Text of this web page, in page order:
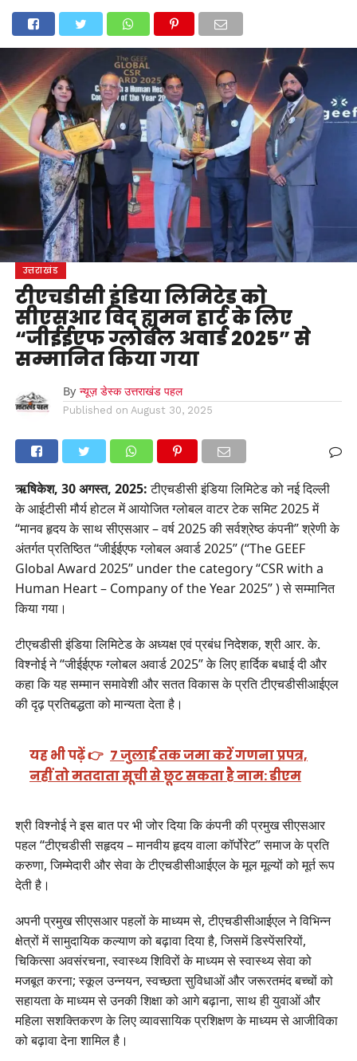
अल्मोड़ा उत्तरकाशीउधम सिंह नगर चंपावत
टिहरी गढ़वाल
देहरादूननैनीतालपिथौरागढ़पौड़ी गढ़वाल बागेश्वररुद्रप्रयागहरिद्वारदेश
मनोरंजन
उत्तराखंड
टीएचडीसी इंडिया लिमिटेड को
सीएसआर विद ह्यूमन हार्ट के लिए
“जीईईएफ ग्लोबल अवार्ड 2025” से
सम्मानित किया गया
By न्यूज़ डेस्क उत्तराखंड पहल
Published on August 30, 2025
ऋषिकेश, 30 अगस्त, 2025:टीएचडीसी इंडिया लिमिटेड को नई दिल्ली
के आईटीसी मौर्य होटल में आयोजित ग्लोबल वाटर टेक समिट 2025 में
“मानव हृदय के साथ सीएसआर – वर्ष 2025 की सर्वश्रेष्ठ कंपनी” श्रेणी के
अंतर्गत प्रतिष्ठित “जीईईएफ ग्लोबल अवार्ड 2025” (“The GEEF
Global Award 2025” under the category “CSR with a
Human Heart – Company of the Year 2025” ) से सम्मानित
किया गया।
टीएचडीसी इंडिया लिमिटेड के अध्यक्ष एवं प्रबंध निदेशक, श्री आर. के.
विश्नोई ने “जीईईएफ ग्लोबल अवार्ड 2025” के लिए हार्दिक बधाई दी और
कहा कि यह सम्मान समावेशी और सतत विकास के प्रति टीएचडीसीआईएल
की दृढ़ प्रतिबद्धता को मान्यता देता है।
यह भी पढ़ें 👉 7 जुलाई तक जमा करें गणना प्रपत्र,
नहीं तो मतदाता सूची से छूट सकता है नाम: डीएम
श्री विश्नोई ने इस बात पर भी जोर दिया कि कंपनी की प्रमुख सीएसआर
पहल “टीएचडीसी सहृदय – मानवीय हृदय वाला कॉर्पोरेट” समाज के प्रति
करुणा, जिम्मेदारी और सेवा के टीएचडीसीआईएल के मूल मूल्यों को मूर्त रूप
देती है।
अपनी प्रमुख सीएसआर पहलों के माध्यम से, टीएचडीसीआईएल ने विभिन्न
क्षेत्रों में सामुदायिक कल्याण को बढ़ावा दिया है, जिसमें डिस्पेंसरियों,
चिकित्सा अवसंरचना, स्वास्थ्य शिविरों के माध्यम से स्वास्थ्य सेवा को
मजबूत करना; स्कूल उन्नयन, स्वच्छता सुविधाओं और जरूरतमंद बच्चों को
सहायता के माध्यम से उनकी शिक्षा को आगे बढ़ाना, साथ ही युवाओं और
महिला सशक्तिकरण के लिए व्यावसायिक प्रशिक्षण के माध्यम से आजीविका
को बढ़ावा देना शामिल है।